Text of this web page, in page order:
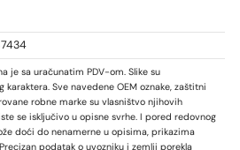
je sa uračunatim PDV-om. Slike su
karaktera. Sve navedene OEM oznake, zaštitni
robne marke su vlasništvo njihovih
se isključivo u opisne svrhe. I pored redovnog
doći do nenamerne u opisima, prikazima
podatak o uvozniku i zemlji porekla